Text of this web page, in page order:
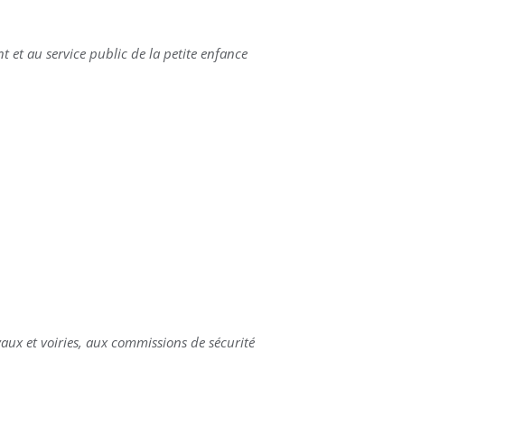
et au service public de la petite enfance
et voiries, aux commissions de sécurité